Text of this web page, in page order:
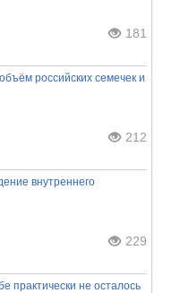
181
российских семечек и
212
внутреннего
229
практически не осталось